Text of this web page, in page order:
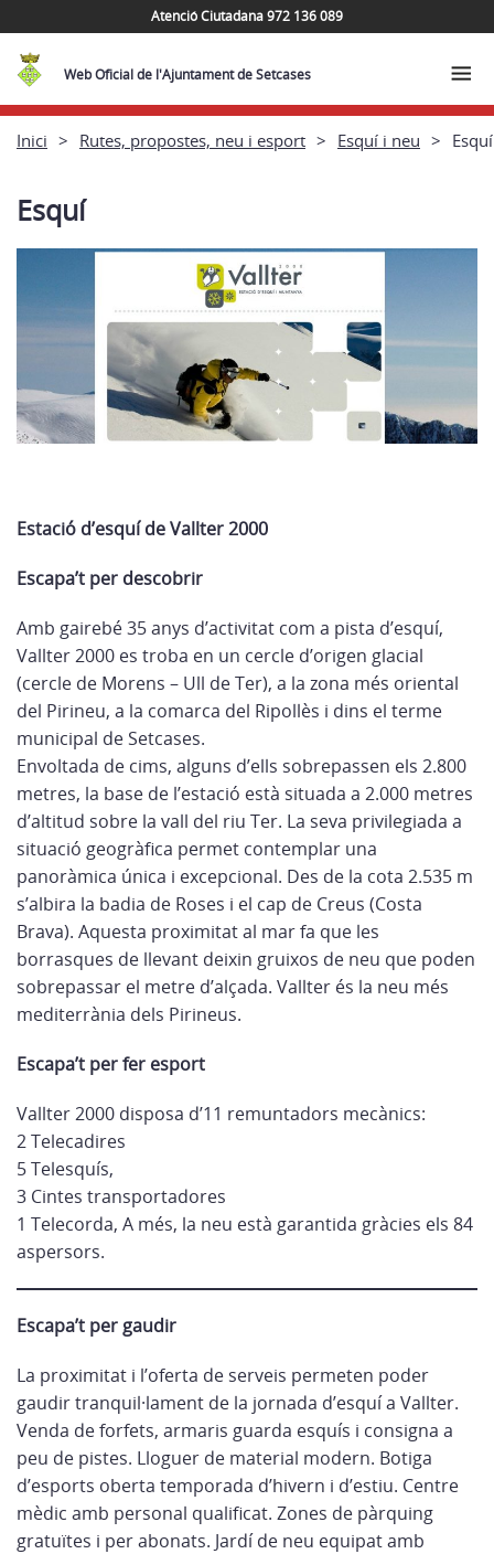
Atenció Ciutadana 972 136 089
Web Oficial de l'Ajuntament de Setcases
Inici Rutes, propostes, neu i esport Esquí i neu Esquí
Esquí
Estació d’esquí de Vallter 2000
Escapa’t per descobrir
Amb gairebé 35 anys d’activitat com a pista d’esquí,
Vallter 2000 es troba en un cercle d’origen glacial
(cercle de Morens – Ull de Ter), a la zona més oriental
del Pirineu, a la comarca del Ripollès i dins el terme
municipal de Setcases.
Envoltada de cims, alguns d’ells sobrepassen els 2.800
metres, la base de l’estació està situada a 2.000 metres
d’altitud sobre la vall del riu Ter. La seva privilegiada a
situació geogràfica permet contemplar una
panoràmica única i excepcional. Des de la cota 2.535 m
s’albira la badia de Roses i el cap de Creus (Costa
Brava). Aquesta proximitat al mar fa que les
borrasques de llevant deixin gruixos de neu que poden
sobrepassar el metre d’alçada. Vallter és la neu més
mediterrània dels Pirineus.
Escapa’t per fer esport
Vallter 2000 disposa d’11 remuntadors mecànics:
2 Telecadires
5 Telesquís,
3 Cintes transportadores
1 Telecorda, A més, la neu està garantida gràcies els 84
aspersors.
Escapa’t per gaudir
La proximitat i l’oferta de serveis permeten poder
gaudir tranquil·lament de la jornada d’esquí a Vallter.
Venda de forfets, armaris guarda esquís i consigna a
peu de pistes. Lloguer de material modern. Botiga
d’esports oberta temporada d’hivern i d’estiu. Centre
mèdic amb personal qualificat. Zones de pàrquing
gratuïtes i per abonats. Jardí de neu equipat amb